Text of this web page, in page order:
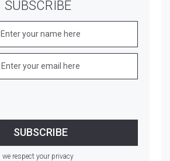
SUBSCRIBE
we respect your privacy